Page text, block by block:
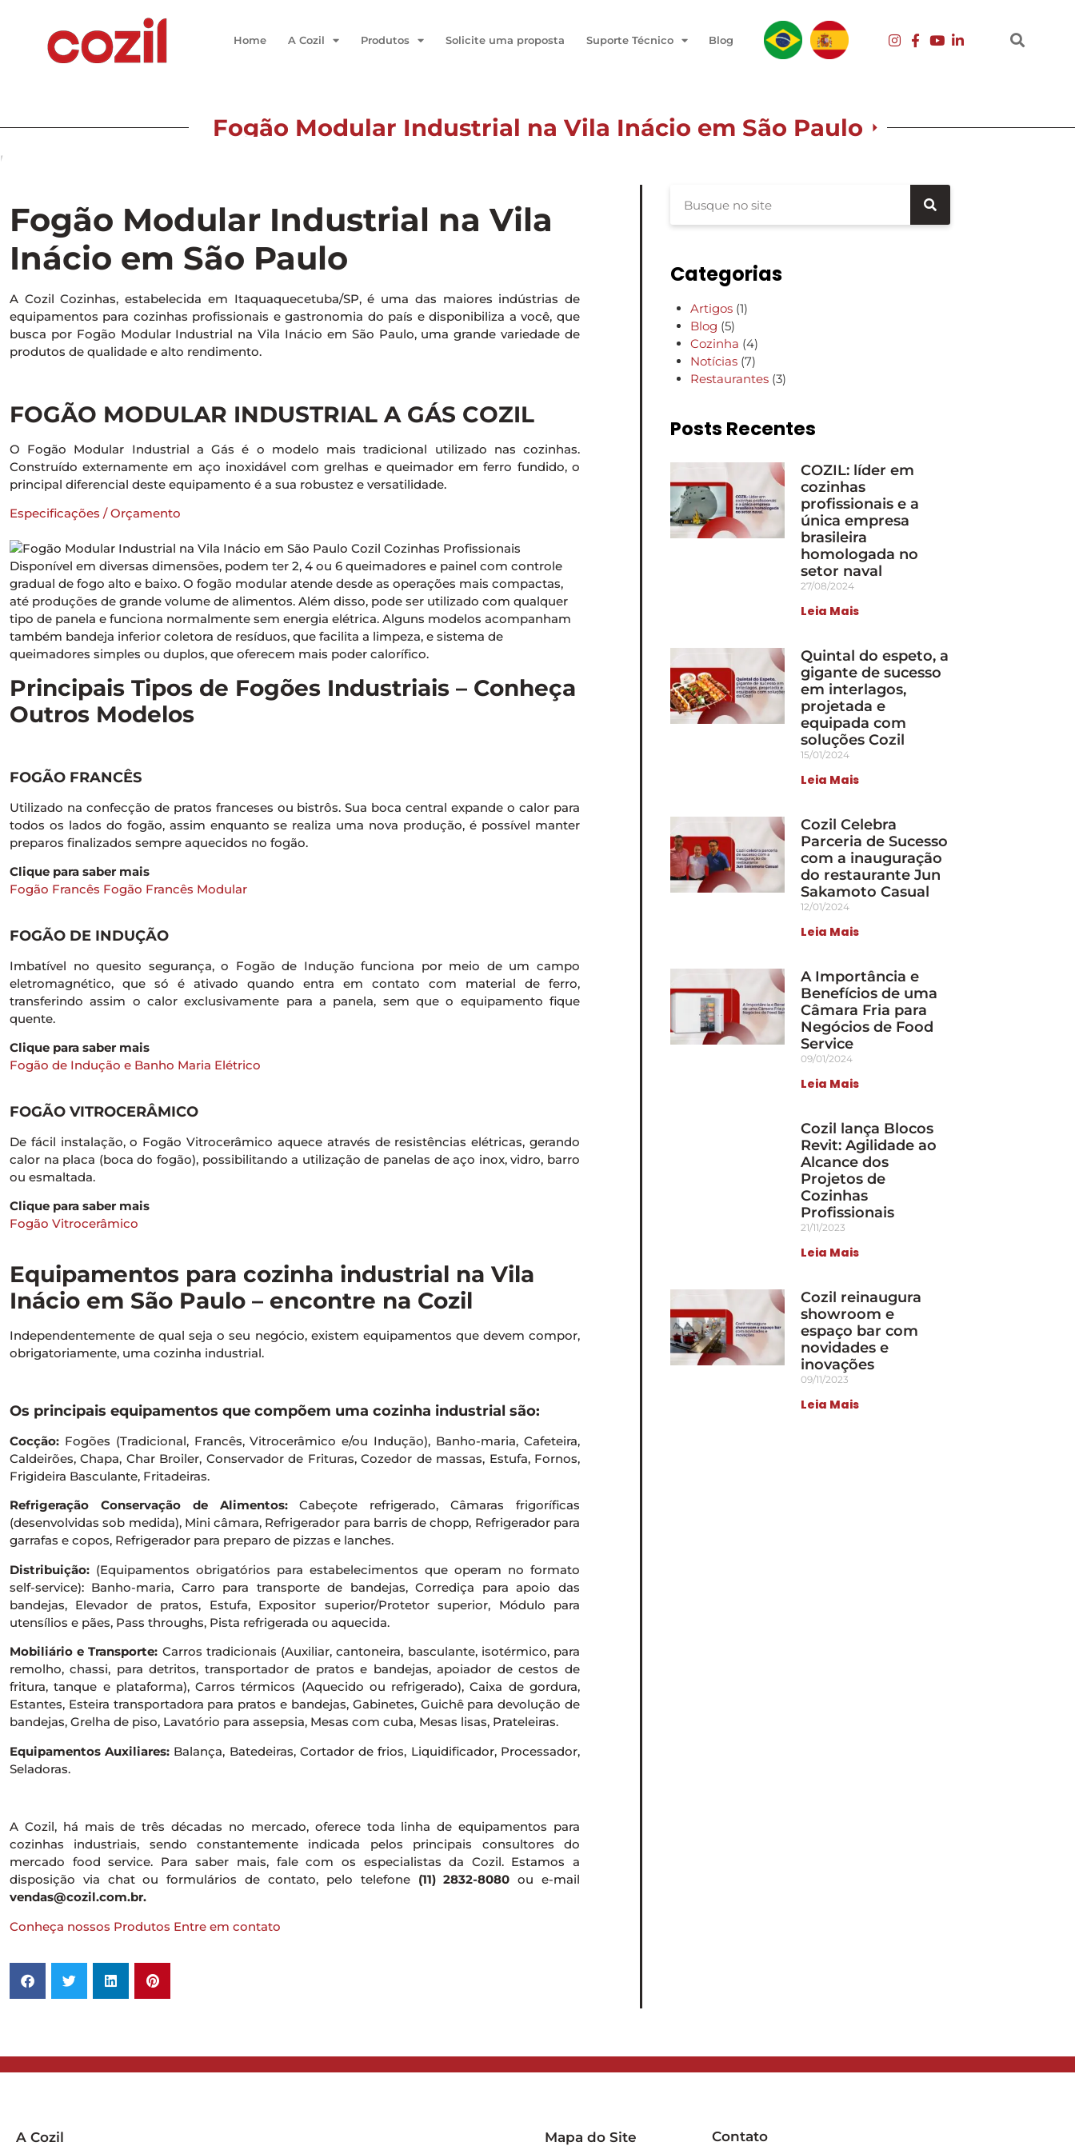
Home A Cozil Produtos Solicite uma proposta Suporte Técnico Blog
Fogão Modular Industrial na Vila Inácio em São Paulo
Início
Fogão Modular Industrial na Vila
Inácio em São Paulo
A Cozil Cozinhas, estabelecida em Itaquaquecetuba/SP, é uma das maiores indústrias de
equipamentos para cozinhas profissionais e gastronomia do país e disponibiliza a você, que
busca por Fogão Modular Industrial na Vila Inácio em São Paulo, uma grande variedade de
produtos de qualidade e alto rendimento.
FOGÃO MODULAR INDUSTRIAL A GÁS COZIL
O Fogão Modular Industrial a Gás é o modelo mais tradicional utilizado nas cozinhas.
Construído externamente em aço inoxidável com grelhas e queimador em ferro fundido, o
principal diferencial deste equipamento é a sua robustez e versatilidade.
Especificações / Orçamento
Disponível em diversas dimensões, podem ter 2, 4 ou 6 queimadores e painel com controle
gradual de fogo alto e baixo. O fogão modular atende desde as operações mais compactas,
até produções de grande volume de alimentos. Além disso, pode ser utilizado com qualquer
tipo de panela e funciona normalmente sem energia elétrica. Alguns modelos acompanham
também bandeja inferior coletora de resíduos, que facilita a limpeza, e sistema de
queimadores simples ou duplos, que oferecem mais poder calorífico.
Principais Tipos de Fogões Industriais – Conheça
Outros Modelos
FOGÃO FRANCÊS
Utilizado na confecção de pratos franceses ou bistrôs. Sua boca central expande o calor para
todos os lados do fogão, assim enquanto se realiza uma nova produção, é possível manter
preparos finalizados sempre aquecidos no fogão.
Clique para saber mais
Fogão Francês Fogão Francês Modular
FOGÃO DE INDUÇÃO
Imbatível no quesito segurança, o Fogão de Indução funciona por meio de um campo
eletromagnético, que só é ativado quando entra em contato com material de ferro,
transferindo assim o calor exclusivamente para a panela, sem que o equipamento fique
quente.
Clique para saber mais
Fogão de Indução e Banho Maria Elétrico
FOGÃO VITROCERÂMICO
De fácil instalação, o Fogão Vitrocerâmico aquece através de resistências elétricas, gerando
calor na placa (boca do fogão), possibilitando a utilização de panelas de aço inox, vidro, barro
ou esmaltada.
Clique para saber mais
Fogão Vitrocerâmico
Equipamentos para cozinha industrial na Vila
Inácio em São Paulo – encontre na Cozil
Independentemente de qual seja o seu negócio, existem equipamentos que devem compor,
obrigatoriamente, uma cozinha industrial.
Os principais equipamentos que compõem uma cozinha industrial são:
Cocção: Fogões (Tradicional, Francês, Vitrocerâmico e/ou Indução), Banho-maria, Cafeteira,
Caldeirões, Chapa, Char Broiler, Conservador de Frituras, Cozedor de massas, Estufa, Fornos,
Frigideira Basculante, Fritadeiras.
Refrigeração Conservação de Alimentos:Cabeçote refrigerado, Câmaras frigoríficas
(desenvolvidas sob medida), Mini câmara, Refrigerador para barris de chopp, Refrigerador para
garrafas e copos, Refrigerador para preparo de pizzas e lanches.
Distribuição: (Equipamentos obrigatórios para estabelecimentos que operam no formato
self-service): Banho-maria, Carro para transporte de bandejas, Corrediça para apoio das
bandejas, Elevador de pratos, Estufa, Expositor superior/Protetor superior, Módulo para
utensílios e pães, Pass throughs, Pista refrigerada ou aquecida.
Mobiliário e Transporte: Carros tradicionais (Auxiliar, cantoneira, basculante, isotérmico, para
remolho, chassi, para detritos, transportador de pratos e bandejas, apoiador de cestos de
fritura, tanque e plataforma), Carros térmicos (Aquecido ou refrigerado), Caixa de gordura,
Estantes, Esteira transportadora para pratos e bandejas, Gabinetes, Guichê para devolução de
bandejas, Grelha de piso, Lavatório para assepsia, Mesas com cuba, Mesas lisas, Prateleiras.
Equipamentos Auxiliares: Balança, Batedeiras, Cortador de frios, Liquidificador, Processador,
Seladoras.
A Cozil, há mais de três décadas no mercado, oferece toda linha de equipamentos para
cozinhas industriais, sendo constantemente indicada pelos principais consultores do
mercado food service. Para saber mais, fale com os especialistas da Cozil. Estamos a
disposição via chat ou formulários de contato, pelo telefone (11) 2832-8080 ou e-mail
vendas@cozil.com.br.
Conheça nossos Produtos Entre em contato
Categorias
Artigos(1)
Blog (5)
Cozinha (4)
Notícias(7)
Restaurantes(3)
Posts Recentes
COZIL: líder em
cozinhas
profissionais e a
única empresa
brasileira
homologada no
setor naval
27/08/2024
Leia Mais
Quintal do espeto, a
gigante de sucesso
em interlagos,
projetada e
equipada com
soluções Cozil
15/01/2024
Leia Mais
Cozil Celebra
Parceria de Sucesso
com a inauguração
do restaurante Jun
Sakamoto Casual
12/01/2024
Leia Mais
A Importância e
Benefícios de uma
Câmara Fria para
Negócios de Food
Service
09/01/2024
Leia Mais
Cozil lança Blocos
Revit: Agilidade ao
Alcance dos
Projetos de
Cozinhas
Profissionais
21/11/2023
Leia Mais
Cozil reinaugura
showroom e
espaço bar com
novidades e
inovações
09/11/2023
Leia Mais
A Cozil Mapa do Site Contato